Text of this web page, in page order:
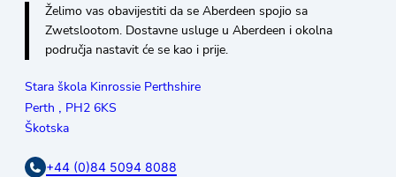
Želimo vas obavijestiti da se Aberdeen spojio sa
Zwetslootom. Dostavne usluge u Aberdeen i okolna
područja nastavit će se kao i prije.
Stara škola Kinrossie Perthshire
Perth , PH2 6KS
Škotska
+44 (0)84 5094 8088